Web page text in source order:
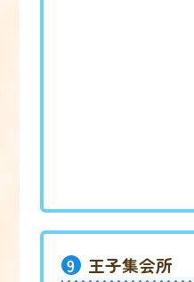
9 王子集会所